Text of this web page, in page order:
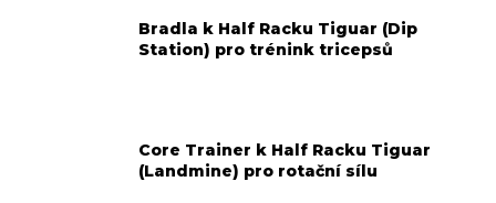
Bradla k Half Racku Tiguar (Dip
Station) pro trénink tricepsů
Core Trainer k Half Racku Tiguar
(Landmine) pro rotační sílu